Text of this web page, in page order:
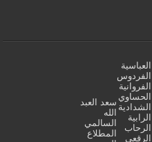
العباسية
الفردوس
الفروانية
الحساوي
الشدادية
الرابية
الرحاب
الرقعي
سعد العبد
الله
السالمي
المطلاع